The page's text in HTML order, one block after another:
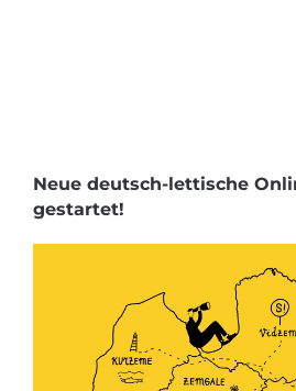
Neue deutsch-lettische
gestartet!